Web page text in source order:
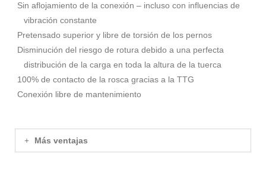
Sin aflojamiento de la conexión – incluso con influencias de
vibración constante
Pretensado superior y libre de torsión de los pernos
Disminución del riesgo de rotura debido a una perfecta
distribución de la carga en toda la altura de la tuerca
100% de contacto de la rosca gracias a la TTG
Conexión libre de mantenimiento
Más ventajas